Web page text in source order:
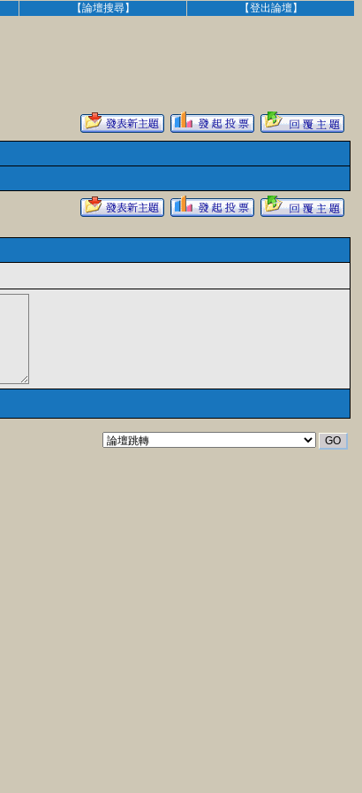
【論壇搜尋】 【登出論壇】